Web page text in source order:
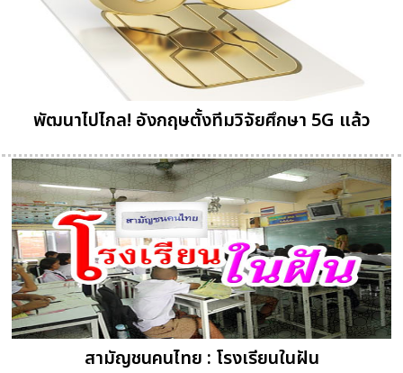
พัฒนาไปไกล! อังกฤษตั้งทีมวิจัยศึกษา 5G แล้ว
สามัญชนคนไทย : โรงเรียนในฝัน